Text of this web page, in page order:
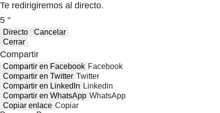
Te redirigiremos al directo.
5 "
Directo
Cancelar
Cerrar
Compartir
Compartir en Facebook Facebook
Compartir en Twitter Twitter
Compartir en LinkedIn Linkedin
Compartir en WhatsApp WhatsApp
Copiar enlace Copiar